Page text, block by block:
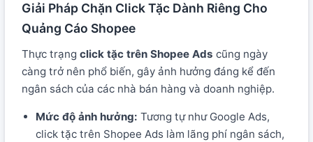
Giải Pháp Chặn Click Tặc Dành Riêng Cho
Quảng Cáo Shopee
Thực trạng click tặc trên Shopee Ads cũng ngày
càng trở nên phổ biến, gây ảnh hưởng đáng kể đến
ngân sách của các nhà bán hàng và doanh nghiệp.
Mức độ ảnh hưởng: Tương tự như Google Ads,
click tặc trên Shopee Ads làm lãng phí ngân sách,